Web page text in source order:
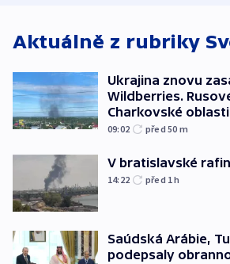
Aktuálně z rubriky
Ukrajina znovu
Wildberries.
Charkovské oblasti
09:02 před 50 m
V bratislavské
14:22 před 1h
Saúdská Arábie,
podepsaly